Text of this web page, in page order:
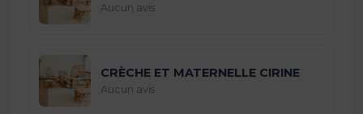
Aucun avis
CRÈCHE ET MATERNELLE CIRINE
Aucun avis